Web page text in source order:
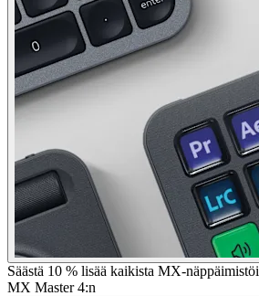
Säästä 10 % lisää kaikista MX-
MX Master 4:n